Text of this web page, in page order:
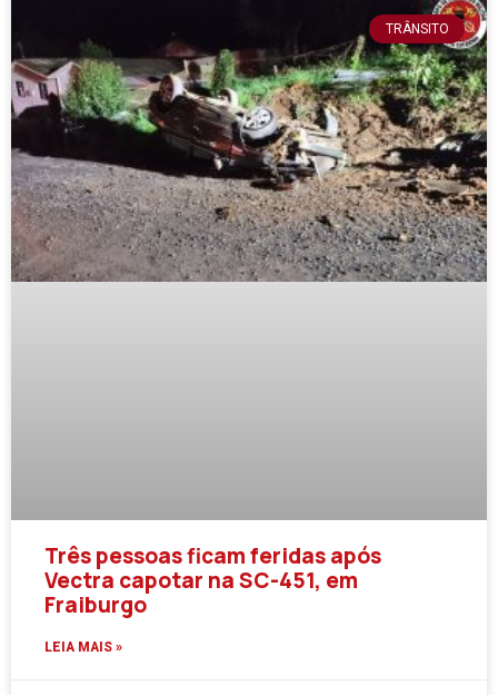
TRÂNSITO
Três pessoas ficam feridas após
Vectra capotar na SC-451, em
Fraiburgo
LEIA MAIS »